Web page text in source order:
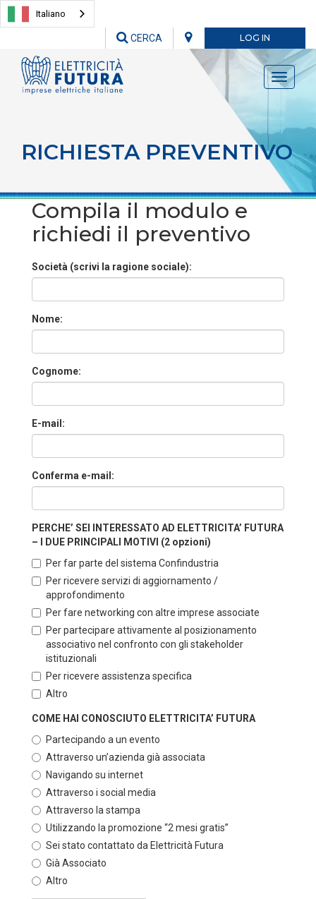
Italiano
LOG IN
CERCA
Toggle
RICHIESTA PREVENTIVO
Compila il modulo e
richiedi il preventivo
Società (scrivi la ragione sociale):
Nome:
Cognome:
E-mail:
Conferma e-mail:
PERCHE’ SEI INTERESSATO AD ELETTRICITA’ FUTURA
– I DUE PRINCIPALI MOTIVI (2 opzioni)
Per far parte del sistema Confindustria
Per ricevere servizi di aggiornamento /
approfondimento
Per fare networking con altre imprese associate
Per partecipare attivamente al posizionamento
associativo nel confronto con gli stakeholder
istituzionali
Per ricevere assistenza specifica
Altro
COME HAI CONOSCIUTO ELETTRICITA’ FUTURA
Partecipando a un evento
Attraverso un’azienda già associata
Navigando su internet
Attraverso i social media
Attraverso la stampa
Utilizzando la promozione “2 mesi gratis”
Sei stato contattato da Elettricità Futura
Già Associato
Altro